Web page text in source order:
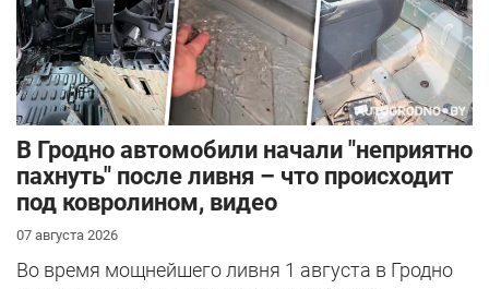
В Гродно автомобили начали "неприятно
пахнуть" после ливня – что происходит
под ковролином, видео
07 августа 2026
Во время мощнейшего ливня 1 августа в Гродно